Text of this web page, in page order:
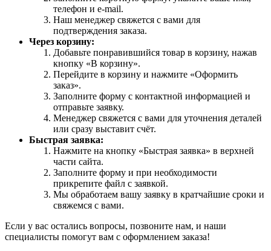
телефон и e-mail.
Наш менеджер свяжется с вами для
подтверждения заказа.
Через корзину:
Добавьте понравившийся товар в корзину, нажав
кнопку «В корзину».
Перейдите в корзину и нажмите «Оформить
заказ».
Заполните форму с контактной информацией и
отправьте заявку.
Менеджер свяжется с вами для уточнения деталей
или сразу выставит счёт.
Быстрая заявка:
Нажмите на кнопку «Быстрая заявка» в верхней
части сайта.
Заполните форму и при необходимости
прикрепите файл с заявкой.
Мы обработаем вашу заявку в кратчайшие сроки и
свяжемся с вами.
Если у вас остались вопросы, позвоните нам, и наши
специалисты помогут вам с оформлением заказа!